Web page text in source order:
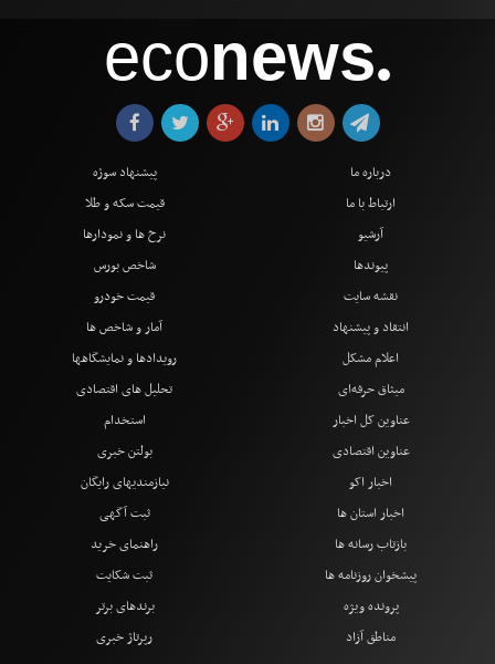
econews●
درباره ما
ارتباط با ما
آرشیو
پیوندها
نقشه سایت
انتقاد و پیشنهاد
اعلام مشکل
میثاق حرفه‌ای
پیشنهاد سوژه
قیمت سکه و طلا
نرخ ها و نمودارها
شاخص بورس
قیمت خودرو
آمار و شاخص ها
رویدادها و نمایشگاهها
تحلیل های اقتصادی
عناوین کل اخبار
عناوین اقتصادی
اخبار اکو
اخبار استان ها
بازتاب رسانه ها
پیشخوان روزنامه ها
پرونده ویژه
مناطق آزاد
استخدام
بولتن خبری
نیازمندیهای رایگان
ثبت آگهی
راهنمای خرید
ثبت شکایت
برندهای برتر
رپرتاژ خبری